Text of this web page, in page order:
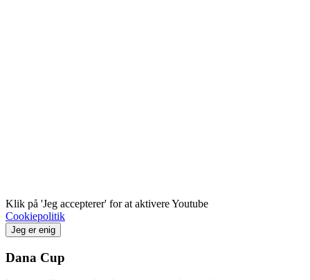
Klik på 'Jeg accepterer' for at aktivere Youtube
Cookiepolitik
Jeg er enig
Dana Cup